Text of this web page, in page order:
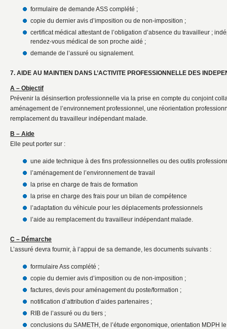
formulaire de demande ASS complété ;
copie du dernier avis d’imposition ou de non-imposition ;
certificat médical attestant de l’obligation d’absence du travailleur ;
rendez-vous médical de son proche aidé ;
demande de l’assuré ou signalement.
7. AIDE AU MAINTIEN DANS L’ACTIVITE PROFESSIONNELLE DES
A – Objectif
Prévenir la désinsertion professionnelle via la prise en compte du conjoint
aménagement de l’environnement professionnel, une réorientation
remplacement du travailleur indépendant malade.
B – Aide
Elle peut porter sur :
une aide technique à des fins professionnelles ou des outils
l’aménagement de l’environnement de travail
la prise en charge de frais de formation
la prise en charge des frais pour un bilan de compétence
l’adaptation du véhicule pour les déplacements professionnels
l’aide au remplacement du travailleur indépendant malade.
C – Démarche
L’assuré devra fournir, à l’appui de sa demande, les documents suivants :
formulaire Ass complété ;
copie du dernier avis d’imposition ou de non-imposition ;
factures, devis pour aménagement du poste/formation ;
notification d’attribution d’aides partenaires ;
RIB de l’assuré ou du tiers ;
conclusions du SAMETH, de l’étude ergonomique, orientation MDPH